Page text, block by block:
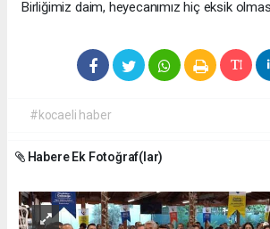
Birliğimiz daim, heyecanımız hiç eksik
#kocaeli haber
Habere Ek Fotoğraf(lar)